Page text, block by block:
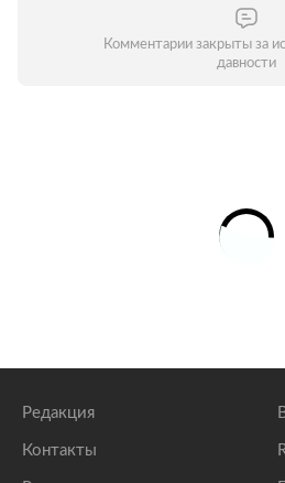
Комментарии закрыты за
давности
Редакция
Контакты